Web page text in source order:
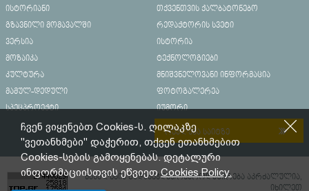
ისტორიანი
თქვენთვის ქალბატონებო
გზავნილი მომავალში
რედაქტორის სვეტი
ვერსია
ისტორია
მოზაიკა
ტექნოლოგიები
კულტურა
მნიშვნელოვანი ინფორმაცია
მამულ-დედული
ფოტოგალერეა
სპეცპროექტი
იუმორი
რეკლამა საიტზე
მასალების გადაბეჭდვა/რეპროდუცირება აკრძალულია,
იხილეთ
ჩვენ ვიყენებთ Cookies-ს. ღილაკზე
"ვეთანხმები" დაჭერით, თქვენ ეთანხმებით
Cookies-სების გამოყენებას. დეტალური
ინფორმაციისთვის ეწვიეთCookies Policy.